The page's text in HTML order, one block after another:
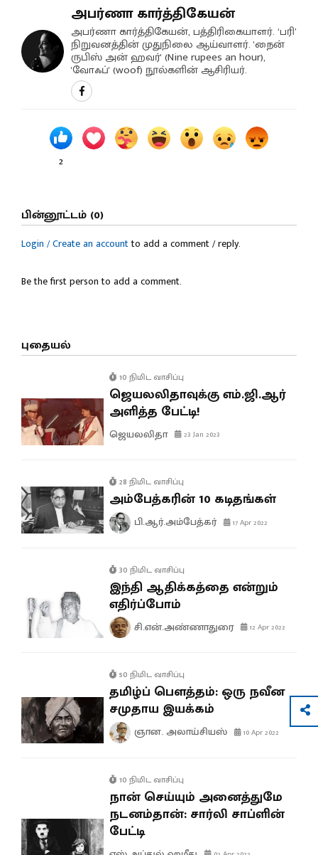
அபர்ணா கார்த்திகேயன்
அபர்ணா கார்த்திகேயன், பத்திரிகையாளர். ‘பரி’
நிறுவனத்தின் முதுநிலை ஆய்வாளர். 'நைன்
ருபிஸ் அன் ஹவர்' (Nine rupees an hour),
'வோஃப்' (woof) நூல்களின் ஆசிரியர்.
2
பின்னூட்டம் (0)
Login / Create an accountto add a comment / reply.
Be the first person to add a comment.
புதையல்
10 நிமிட வாசிப்பு
ஜெயலலிதாவுக்கு எம்.ஜி.ஆர்
அளித்த பேட்டி!
ஜெயலலிதா 23 Jan 2023
28 நிமிட வாசிப்பு
அம்பேத்கரின் 10 கடிதங்கள்
பி.ஆர்.அம்பேத்கர் 17 Apr 2022
30 நிமிட வாசிப்பு
இந்தி ஆதிக்கத்தை என்றும்
எதிர்ப்போம்
சி.என்.அண்ணாதுரை 12 Apr 2022
50 நிமிட வாசிப்பு
தமிழ்ப் பௌத்தம்: ஒரு நவீன
சமுதாய இயக்கம்
ஞான. அலாய்சியஸ் 10 Apr 2022
10 நிமிட வாசிப்பு
நான் செய்யும் அனைத்துமே
நடனம்தான்: சார்லி சாப்ளின்
பேட்டி